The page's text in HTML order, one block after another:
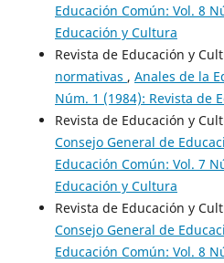
Educación Común: Vol. 8
Educación y Cultura
Revista de Educación y
normativas , Anales de la
Núm. 1 (1984): Revista de
Revista de Educación y
Consejo General de
Educación Común: Vol. 7
Educación y Cultura
Revista de Educación y
Consejo General de
Educación Común: Vol. 8